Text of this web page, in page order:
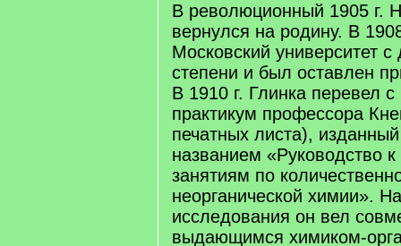
В революционный 1905 г.
вернулся на родину. В
Московский университет
степени и был оставлен
В 1910 г. Глинка перевел с
практикум профессора
печатных листа),
названием «Руководство к
занятиям по
неорганической химии».
исследования он вел
выдающимся химиком-